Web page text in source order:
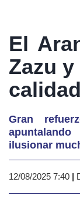
El
Zazu
calidad
Gran
ilusionar
12/08/2025 7:40 |